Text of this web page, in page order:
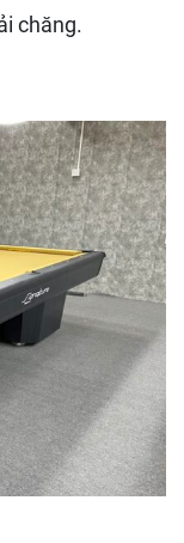
chăng.